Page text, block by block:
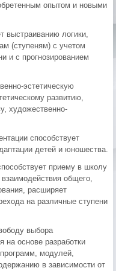
опытом и новыми
выстраиванию логики,
(ступеням) с учетом
и с прогнозированием
эстетическую
развитию,
художественно-
способствует
детей и юношества.
приему в школу
общего,
расширяет
на различные ступени
выбора
на основе разработки
модулей,
в зависимости от